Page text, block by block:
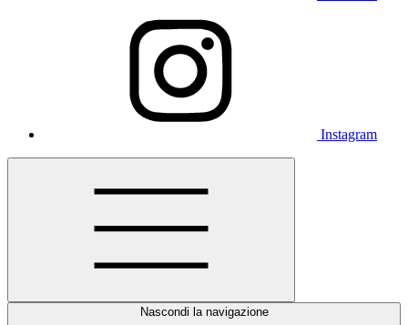
Instagram
Nascondi la navigazione